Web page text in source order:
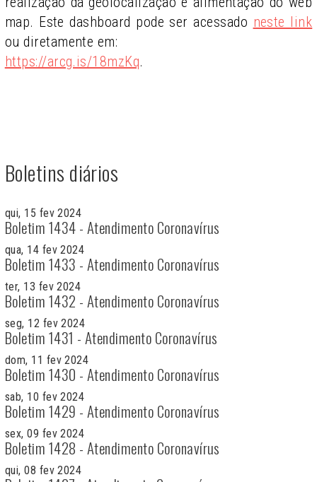
map. Este dashboard pode ser acessado neste link
ou diretamente em:
https://arcg.is/18mzKq.
Boletins diários
qui, 15 fev 2024
Boletim 1434 - Atendimento Coronavírus
qua, 14 fev 2024
Boletim 1433 - Atendimento Coronavírus
ter, 13 fev 2024
Boletim 1432 - Atendimento Coronavírus
seg, 12 fev 2024
Boletim 1431 - Atendimento Coronavírus
dom, 11 fev 2024
Boletim 1430 - Atendimento Coronavírus
sab, 10 fev 2024
Boletim 1429 - Atendimento Coronavírus
sex, 09 fev 2024
Boletim 1428 - Atendimento Coronavírus
qui, 08 fev 2024